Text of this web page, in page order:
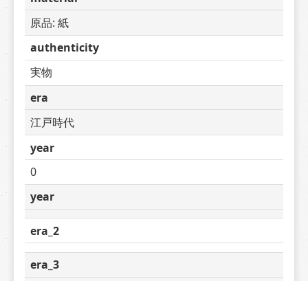
原品: 紙
authenticity
実物
era
江戸時代
year
0
year
era_2
era_3